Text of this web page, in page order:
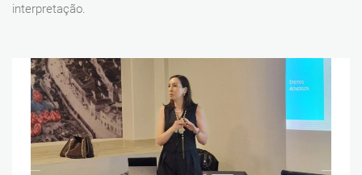
interpretação.